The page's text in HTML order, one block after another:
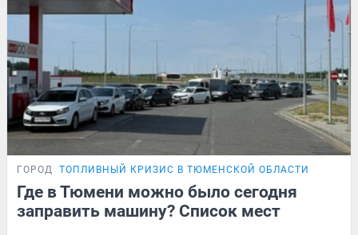
ГОРОД ТОПЛИВНЫЙ КРИЗИС В ТЮМЕНСКОЙ ОБЛАСТИ
Где в Тюмени можно было сегодня
заправить машину? Список мест